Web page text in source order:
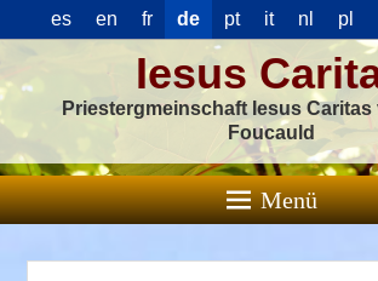
es en fr de pt it nl pl
Iesus
Priestergmeinschaft Iesus Caritas
Foucauld
Menü